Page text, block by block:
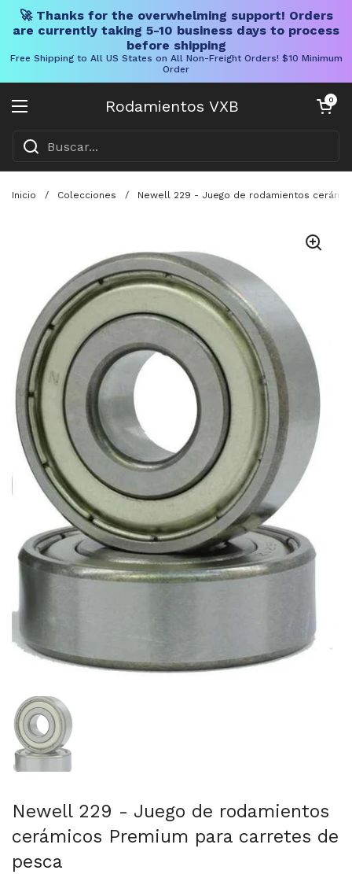
🚀 Thanks for the overwhelming support! Orders
are currently taking 5-10 business days to process
before shipping
Free Shipping to All US States on All Non-Freight Orders! $10 Minimum
Order
Rodamientos VXB
Abrir menú
Carrito0
Inicio / Colecciones / Newell 229 - Juego de rodamientos
Mostrar diapositiva 1
Newell 229 - Juego de rodamientos
cerámicos Premium para carretes de
pesca